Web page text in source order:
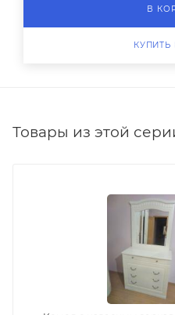
В
КУПИТЬ
Товары из этой